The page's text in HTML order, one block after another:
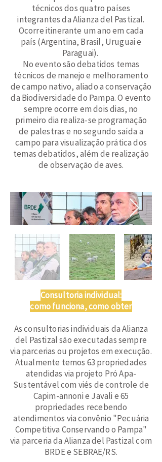
técnicos dos quatro países
integrantes da Alianza del Pastizal.
Ocorre itinerante um ano em cada
país (Argentina, Brasil, Uruguai e
Paraguai).
No evento são debatidos temas
técnicos de manejo e melhoramento
de campo nativo, aliado a conservação
da Biodiversidade do Pampa. O evento
sempre ocorre em dois dias, no
primeiro dia realiza-se programação
de palestras e no segundo saída a
campo para visualização prática dos
temas debatidos, além de realização
de observação de aves.
Consultoria individual:
como funciona, como obter
As consultorias individuais da Alianza
del Pastizal são executadas sempre
via parcerias ou projetos em execução.
Atualmente temos 63 propriedades
atendidas via projeto Pró Apa-
Sustentável com viés de controle de
Capim-annoni e Javali e 65
propriedades recebendo
atendimentos via convênio "Pecuária
Competitiva Conservando o Pampa"
via parceria da Alianza del Pastizal com
BRDE e SEBRAE/RS.